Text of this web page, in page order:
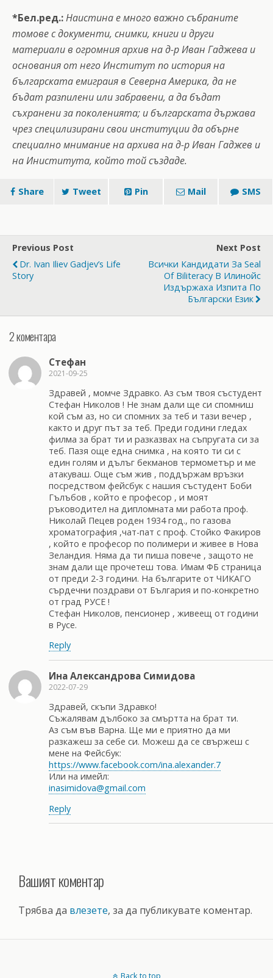
*Бел.ред.:Наистина е много важно събраните
томове с документи, снимки, книги и други
материали в огромния архив на д-р Иван Гаджева и
основания от него Институт по история на
българската емиграия в Северна Америка, да не
бъдат разпилени или забравени, а да бъдат
съхранени за поколенията; и българската държава
чрез специлизирани свои институции да обърне
специално мнимание на архива на д-р Иван Гаджев и
на Иниститута, който той създаде.
Share Tweet Pin Mail SMS
Previous Post
Dr. Ivan Iliev Gadjev’s Life
Story
Next Post
Всички Кандидати За Seal
Of Biliteracy В Илинойс
Издържаха Изпита По
Български Език
2 коментара
Стефан
2021-09-25
Здравей , момче Здравко. Аз съм твоя състудент
Стефан Николов ! Не знам дали ще си спомниш
кой съм аз, но си спомних за теб и тази вечер ,
както и друг път за теб. Преди години гледах
филма за брат ти и разказвах на съпругата си за
теб. Пазя още една снимка , на която ти си с
един голям и дълъг бекманов термометър и ме
атакуваш. Още съм жив , поддържам връзки
посредством фейсбук с нашия състудент Боби
Гълъбов , който е професор , и моят
ръководител на дипломната ми работа проф.
Николай Пецев роден 1934 год., по газова
хроматография ,чат-пат с проф. Стойко Факиров
, който е професор по полимери и живее в Нова
Зеландия. Няма да ти пиша повече , защото не
знам дали ще прочетеш това. Имам ФБ страница
от преди 2-3 години. На българите от ЧИКАГО
сърдечни поздрави от България и по-конкретно
от град РУСЕ !
Стефан Николов, пенсионер , живеещ от години
в Русе.
Reply
Ина Александрова Симидова
2022-07-29
Здравей, скъпи Здравко!
Съжалявам дълбоко за смъртта на брат ти.
Аз съм във Варна. Ще ми е приятно да ми
разкажеш за себе си. Можеш да се свържеш с
мене на Фейсбук:
https://www.facebook.com/ina.alexander.7
Или на имейл:
inasimidova@gmail.com
Reply
Вашият коментар
Трябва да влезете, за да публикувате коментар.
Back to top